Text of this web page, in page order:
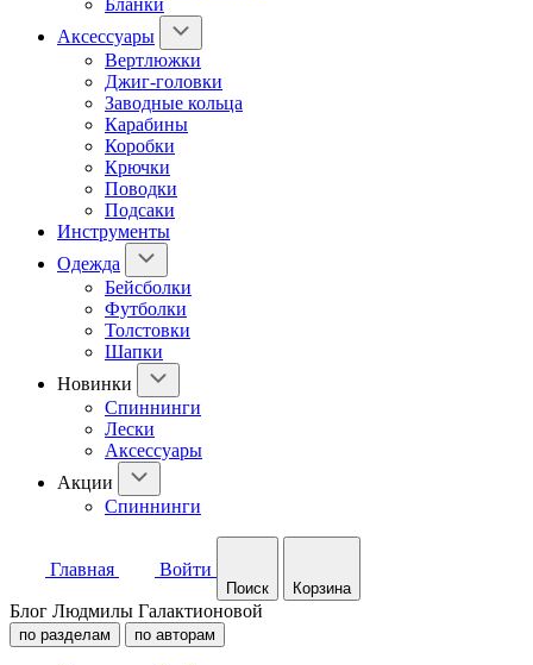
Бланки
Аксессуары
Вертлюжки
Джиг-головки
Заводные кольца
Карабины
Коробки
Крючки
Поводки
Подсаки
Инструменты
Одежда
Бейсболки
Футболки
Толстовки
Шапки
Новинки
Спиннинги
Лески
Аксессуары
Акции
Спиннинги
Главная Войти
Поиск Корзина
Блог Людмилы Галактионовой
по разделам по авторам